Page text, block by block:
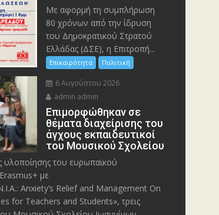
Με αφορμή τη συμπλήρωση
80 χρόνων από την ίδρυση
του Δημοκρατικού Στρατού
Ελλάδας (ΔΣΕ), η Επιτροπή...
Επικαιρότητα Πολιτική
6 Αυγούστου 2026
admin admin
Eπιμορφώθηκαν σε
θέματα διαχείρισης του
άγχους εκπαιδευτικοί
του Μουσικού Σχολείου
υλοποίησης του ευρωπαϊκού
με
Anxiety’s Relief and Management On
for Teachers and Students», τρεις